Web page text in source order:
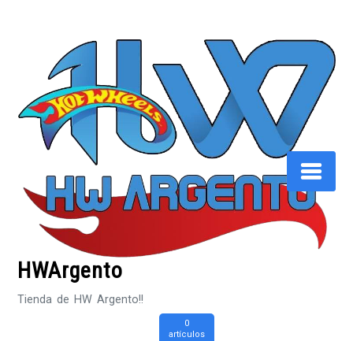
HWArgento
Tienda de HW Argento!!
0
artículos